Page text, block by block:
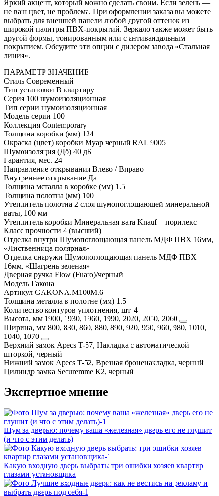
Яркий акцент, который можно сделать своим. Если зелень —
не ваш цвет, не проблема. При оформлении заказа вы можете
выбрать для внешней панели любой другой оттенок из
широкой палитры ПВХ-покрытий. Зеркало также может быть
другой формы, тонированным или с антивандальным
покрытием. Обсудите эти опции с дилером завода «Стальная
линия».
ПАРАМЕТР ЗНАЧЕНИЕ
Стиль Современный
Тип установки В квартиру
Серия 100 шумоизоляционная
Тип серии шумоизоляционная
Модель серии 100
Коллекция Contemporary
Толщина коробки (мм) 124
Окраска (цвет) коробки Муар черный RAL 9005
Шумоизоляция (Дб) 40 дБ
Гарантия, мес. 24
Направление открывания Влево / Вправо
Внутреннее открывание Да
Толщина металла в коробке (мм) 1.5
Толщина полотна (мм) 100
Утеплитель полотна 2 слоя шумопоглощающей минеральной
ваты, 100 мм
Утеплитель коробки Минеральная вата Knauf + порилекс
Класс прочности 4 (высший)
Отделка внутри Шумопоглощающая панель МДФ ПВХ 16мм,
«Лиственница полярная»
Отделка снаружи Шумопоглощающая панель МДФ ПВХ
16мм, «Шагрень зеленая»
Дверная ручка Flow (Fuaro)/черный
Модель Гакона
Артикул GAKONA.M100M.6
Толщина металла в полотне (мм) 1.5
Количество контуров уплотнения, шт. 4
Высота, мм 1900, 1930, 1960, 1990, 2020, 2050, 2060
Ширина, мм 800, 830, 860, 880, 890, 920, 950, 960, 980, 1010,
1040, 1070
Верхний замок Apecs T-57, Накладка с автоматической
шторкой, черный
Нижний замок Apecs T-52, Врезная броненакладка, черный
Цилиндр замка Securemme К2, черный
Экспертное мнение
Шум за дверью: почему ваша «железная» дверь его не глушит
(и что с этим делать)
Какую входную дверь выбрать: три ошибки хозяев квартир
глазами установщика